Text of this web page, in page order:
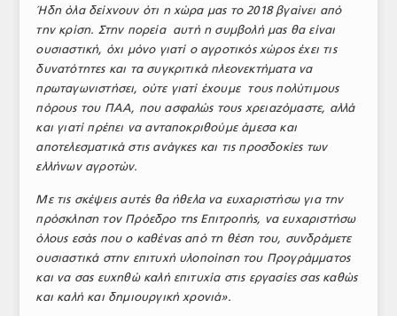
Ήδη όλα δείχνουν ότι η χώρα μας το 2018 βγαίνει από
την κρίση. Στην πορεία αυτή η συμβολή μας θα είναι
ουσιαστική, όχι μόνο γιατί ο αγροτικός χώρος έχει τις
δυνατότητες και τα συγκριτικά πλεονεκτήματα να
πρωταγωνιστήσει, ούτε γιατί έχουμε τους πολύτιμους
πόρους του ΠΑΑ, που ασφαλώς τους χρειαζόμαστε, αλλά
και γιατί πρέπει να ανταποκριθούμε άμεσα και
αποτελεσματικά στις ανάγκες και τις προσδοκίες των
ελλήνων αγροτών.
Με τις σκέψεις αυτές θα ήθελα να ευχαριστήσω για την
πρόσκληση τον Πρόεδρο της Επιτροπής, να ευχαριστήσω
όλους εσάς που ο καθένας από τη θέση του, συνδράμετε
ουσιαστικά στην επιτυχή υλοποίηση του Προγράμματος
και να σας ευχηθώ καλή επιτυχία στις εργασίες σας καθώς
και καλή και δημιουργική χρονιά».